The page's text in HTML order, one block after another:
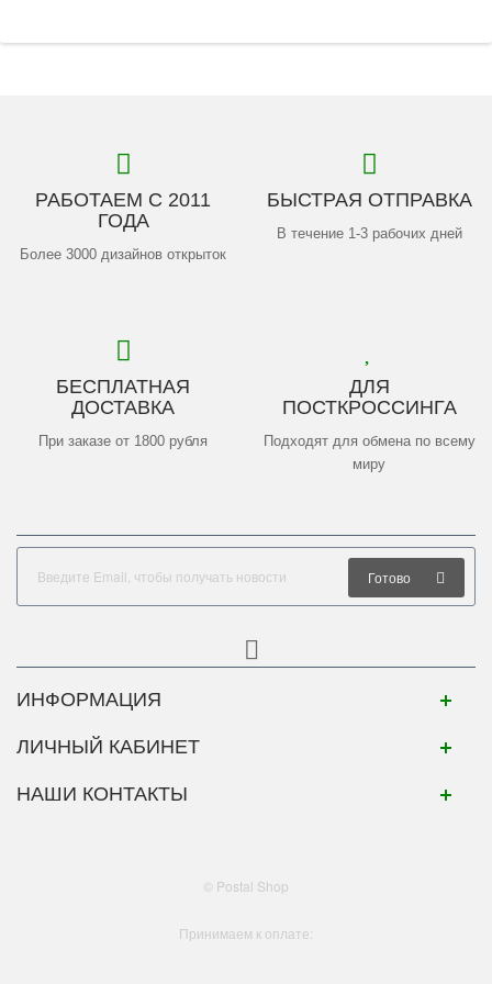
РАБОТАЕМ С 2011
ГОДА
Более 3000 дизайнов открыток
БЫСТРАЯ ОТПРАВКА
В течение 1-3 рабочих дней
БЕСПЛАТНАЯ
ДОСТАВКА
При заказе от 1800 рубля
ДЛЯ
ПОСТКРОССИНГА
Подходят для обмена по всему
миру
Готово
ИНФОРМАЦИЯ
ЛИЧНЫЙ КАБИНЕТ
НАШИ КОНТАКТЫ
© Postal Shop
Принимаем к оплате: